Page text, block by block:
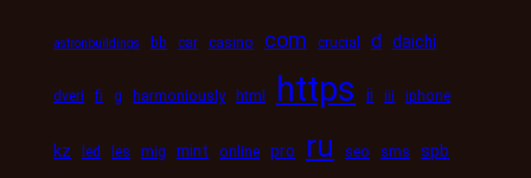
astronbuildings bb car casino com crucial d daichi
dveri fi g harmoniously html https ii iii iphone
kz led les mig mint online pro ru seo sms spb